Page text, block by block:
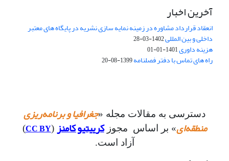
آخرین اخبار
انعقاد قرارداد مشاوره در زمینه نمایه سازی نشریه در پایگاه های معتبر
داخلی و بین المللی1402-03-28
هزینه داوری1401-01-01
راه های تماس با دفتر فصلنامه1399-08-20
دسترسی به مقالات مجله «جغرافیا و برنامه‌ریزی
منطقه‌ای» بر اساس مجوزکرییتیو کامنز (
CC BY
)
آزاد است.